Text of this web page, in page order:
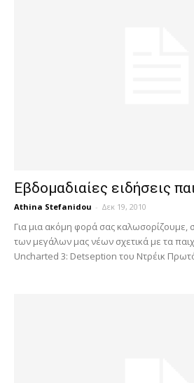
Εβδομαδιαίες ειδήσεις
Athina Stefanidou - Δεκ 19, 2010
Για μια ακόμη φορά σας καλωσορίζουμε,
των μεγάλων μας νέων σχετικά με τα
Uncharted 3: Detseption του Ντρέικ